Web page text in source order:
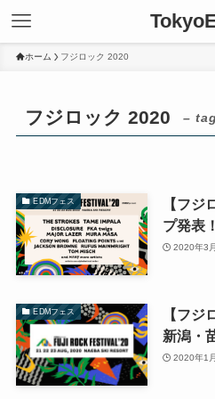
ホーム フジロック 2020
フジロック 2020 –
EDMフェス
【フジ
プ発表
2020年3
EDMフェス
【フジ
新潟・
2020年1